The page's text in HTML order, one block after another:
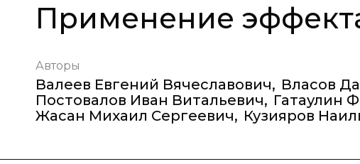
Применение
Авторы
Валеев Евгений Вячеславович, Власов
Постовалов Иван Витальевич, Гатаулин
Жасан Михаил Сергеевич, Кузияров